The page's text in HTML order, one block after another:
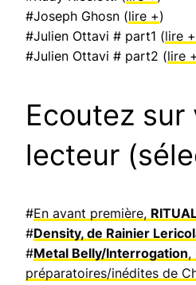
#Joseph Ghosn (lire +)
#Julien Ottavi # part1 (lire +
#Julien Ottavi # part2 (lire +
Ecoutez sur
lecteur
#En avant première,
#Density, de Rainier
#Metal Belly/Interrogation,
préparatoires/inédites de